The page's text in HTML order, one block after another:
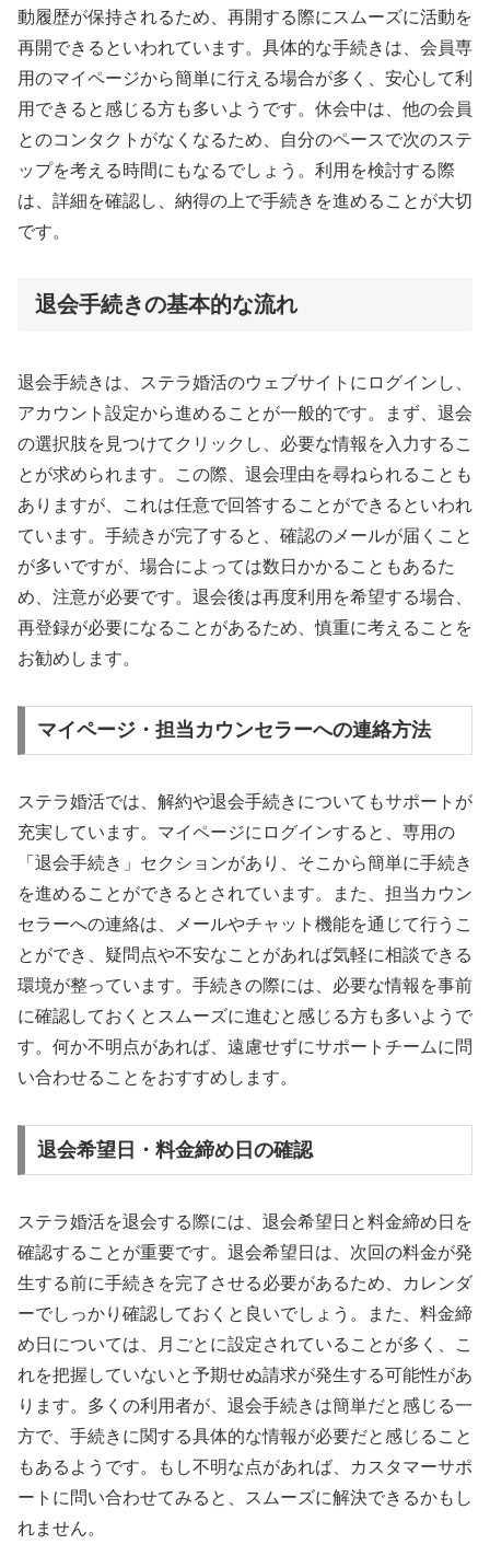
動履歴が保持されるため、再開する際にスムーズに活動を
再開できるといわれています。具体的な手続きは、会員専
用のマイページから簡単に行える場合が多く、安心して利
用できると感じる方も多いようです。休会中は、他の会員
とのコンタクトがなくなるため、自分のペースで次のステ
ップを考える時間にもなるでしょう。利用を検討する際
は、詳細を確認し、納得の上で手続きを進めることが大切
です。
退会手続きの基本的な流れ
退会手続きは、ステラ婚活のウェブサイトにログインし、
アカウント設定から進めることが一般的です。まず、退会
の選択肢を見つけてクリックし、必要な情報を入力するこ
とが求められます。この際、退会理由を尋ねられることも
ありますが、これは任意で回答することができるといわれ
ています。手続きが完了すると、確認のメールが届くこと
が多いですが、場合によっては数日かかることもあるた
め、注意が必要です。退会後は再度利用を希望する場合、
再登録が必要になることがあるため、慎重に考えることを
お勧めします。
マイページ・担当カウンセラーへの連絡方法
ステラ婚活では、解約や退会手続きについてもサポートが
充実しています。マイページにログインすると、専用の
「退会手続き」セクションがあり、そこから簡単に手続き
を進めることができるとされています。また、担当カウン
セラーへの連絡は、メールやチャット機能を通じて行うこ
とができ、疑問点や不安なことがあれば気軽に相談できる
環境が整っています。手続きの際には、必要な情報を事前
に確認しておくとスムーズに進むと感じる方も多いようで
す。何か不明点があれば、遠慮せずにサポートチームに問
い合わせることをおすすめします。
退会希望日・料金締め日の確認
ステラ婚活を退会する際には、退会希望日と料金締め日を
確認することが重要です。退会希望日は、次回の料金が発
生する前に手続きを完了させる必要があるため、カレンダ
ーでしっかり確認しておくと良いでしょう。また、料金締
め日については、月ごとに設定されていることが多く、こ
れを把握していないと予期せぬ請求が発生する可能性があ
ります。多くの利用者が、退会手続きは簡単だと感じる一
方で、手続きに関する具体的な情報が必要だと感じること
もあるようです。もし不明な点があれば、カスタマーサポ
ートに問い合わせてみると、スムーズに解決できるかもし
れません。